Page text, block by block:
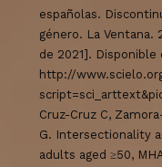
españolas.
género. La Ventana.
de 2021]. Disponible
http://
Cruz-Cruz C,
G. Intersectionality
adults aged ≥50,